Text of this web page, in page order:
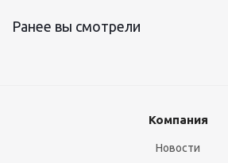
Ранее вы смотрели
Компания
Новости